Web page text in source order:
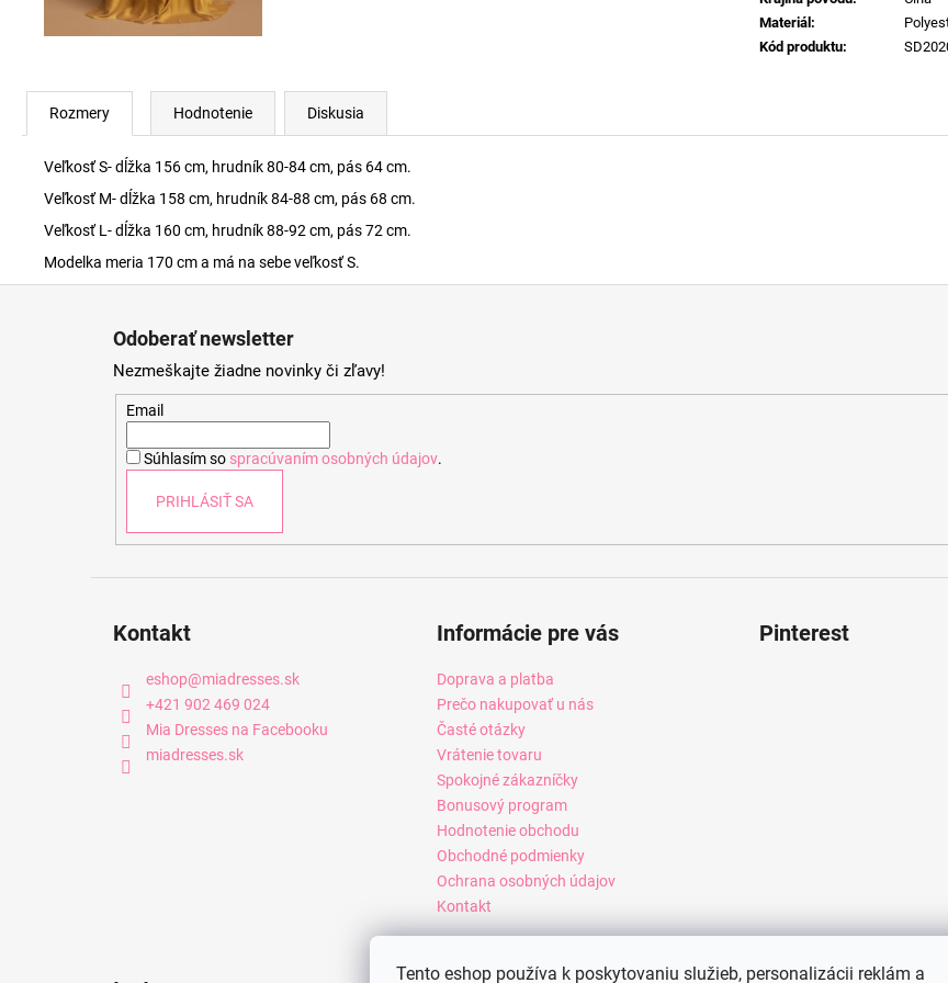
Tento eshop používa k poskytovaniu služieb, personalizácii reklám a
Materiál:
Kód produktu:
Rozmery Hodnotenie Diskusia
Veľkosť S- dĺžka 156 cm, hrudník 80-84 cm, pás 64 cm.
Veľkosť M- dĺžka 158 cm, hrudník 84-88 cm, pás 68 cm.
Veľkosť L- dĺžka 160 cm, hrudník 88-92 cm, pás 72 cm.
Modelka meria 170 cm a má na sebe veľkosť S.
Odoberať newsletter
Nezmeškajte žiadne novinky či zľavy!
Email
Súhlasím so spracúvaním osobných údajov.
PRIHLÁSIŤ SA
Kontakt
eshop@miadresses.sk
+421 902 469 024
Mia Dresses na Facebooku
miadresses.sk
Informácie pre vás
Doprava a platba
Prečo nakupovať u nás
Časté otázky
Vrátenie tovaru
Spokojné zákazníčky
Bonusový program
Hodnotenie obchodu
Obchodné podmienky
Ochrana osobných údajov
Kontakt
Pinterest